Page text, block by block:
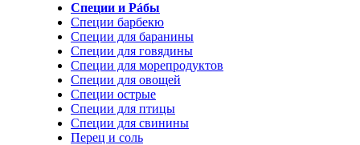
Специи и Рáбы
Специи барбекю
Специи для баранины
Специи для говядины
Специи для морепродуктов
Специи для овощей
Специи острые
Специи для птицы
Специи для свинины
Перец и соль